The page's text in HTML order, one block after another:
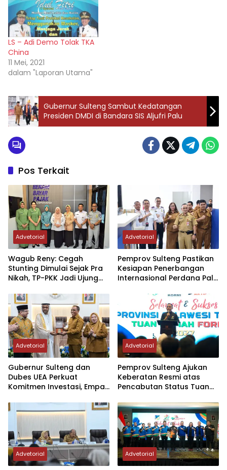
LS – Adi Demo Tolak TKA
China
11 Mei, 2021
dalam "Laporan Utama"
‎Gubernur Sulteng Sambut Kedatangan
Presiden DMDI di Bandara SIS Aljufri Palu
Pos Terkait
Advetorial
Wagub Reny: Cegah
Stunting Dimulai Sejak Pra
Nikah, TP-PKK Jadi Ujung
Advetorial
Pemprov Sulteng Pastikan
Kesiapan Penerbangan
Internasional Perdana Palu
Advetorial
Gubernur Sulteng dan
Dubes UEA Perkuat
Komitmen Investasi, Empat
Advetorial
Pemprov Sulteng Ajukan
Keberatan Resmi atas
Pencabutan Status Tuan
2027
Advetorial Advetorial